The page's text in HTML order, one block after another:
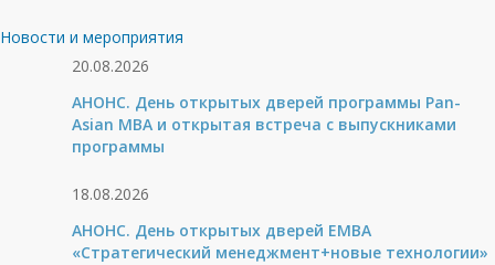
Новости и мероприятия
20.08.2026
АНОНС. День открытых дверей программы Pan-
Asian MBA и открытая встреча с выпускниками
программы
18.08.2026
АНОНС. День открытых дверей ЕМВА
«Стратегический менеджмент+новые технологии»